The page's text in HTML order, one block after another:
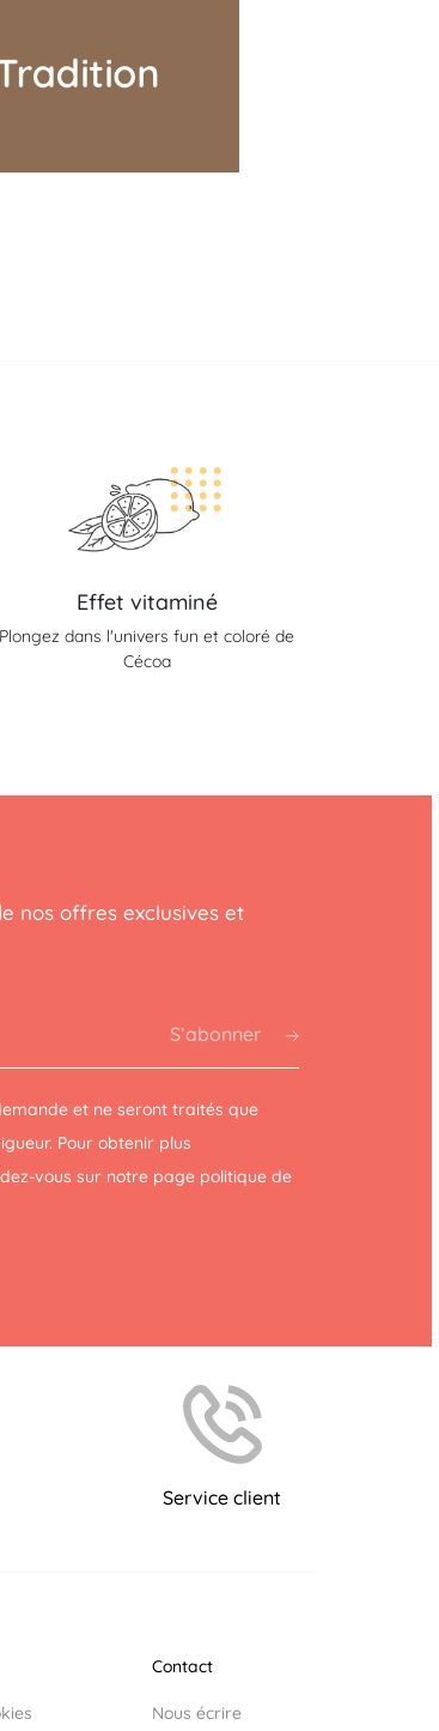
Effet vitaminé
Plongez dans l'univers fun et coloré de
Cécoa
nos offres exclusives et
S’abonner
et ne seront traités que
Pour obtenir plus
vous sur notre page politique de
Service client
Contact
Nous écrire